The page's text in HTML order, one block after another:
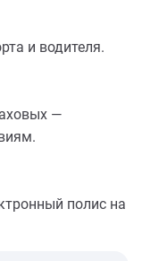
и водителя.
—
полис на